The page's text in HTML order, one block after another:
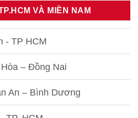
– Hà Nội
Quốc Việt - HN
Thiên - HN
Hải Dương
VÀ MIỀN NAM
- TP HCM
– Đồng Nai
An – Bình Dương